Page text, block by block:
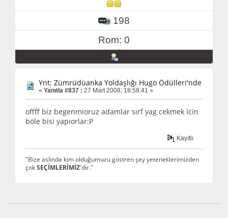
198
Rom: 0
Ynt: Zümrüdüanka Yoldaşlığı Hugo Ödülleri'nde
« Yanıtla #837 : 27 Mart 2008, 18:58:41 »
offff biz begenmioruz adamlar sırf yag cekmek icin
böle bisi yapıorlar:P
Kayıtlı
"Bize aslında kim olduğumuzu göstren şey yeteneklerimizden
çokSEÇİMLERİMİZ'dir."